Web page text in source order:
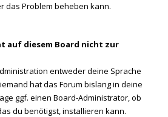
das Problem beheben kann.
auf diesem Board nicht zur
entweder deine Sprache
hat das Forum bislang in deine
ggf. einen Board-Administrator, ob
du benötigst, installieren kann.